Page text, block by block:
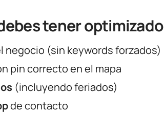
tener optimizado
negocio (sin keywords forzados)
pin correcto en el mapa
(incluyendo feriados)
de contacto